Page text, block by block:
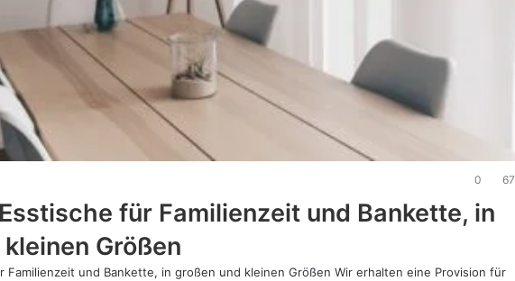
0 67
für Familienzeit und Bankette, in
Größen
Familienzeit und Bankette, in großen und kleinen Größen Wir erhalten eine Provision für